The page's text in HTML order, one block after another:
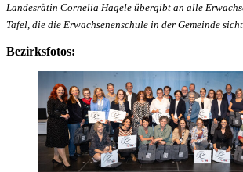
Landesrätin Cornelia Hagele übergibt an alle
Tafel, die die Erwachsenenschule in der Gemeinde
Bezirksfotos: